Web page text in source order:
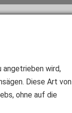
angetrieben wird,
Diese Art von
ohne auf die